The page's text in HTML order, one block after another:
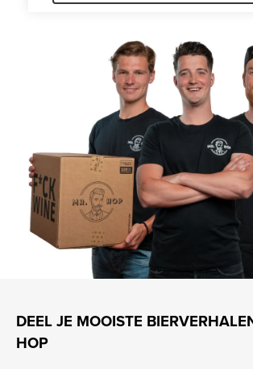
DEEL JE MOOISTE
HOP